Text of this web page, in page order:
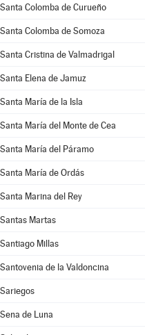
Santa Colomba de Curueño
Santa Colomba de Somoza
Santa Cristina de Valmadrigal
Santa Elena de Jamuz
Santa María de la Isla
Santa María del Monte de Cea
Santa María del Páramo
Santa María de Ordás
Santa Marina del Rey
Santas Martas
Santiago Millas
Santovenia de la Valdoncina
Sariegos
Sena de Luna